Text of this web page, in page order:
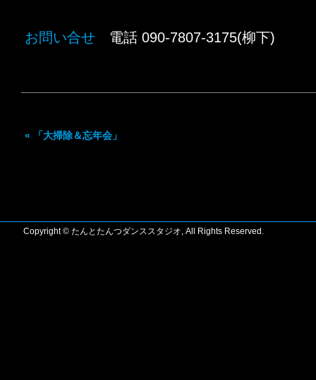
お問い合せ 電話 090-7807-3175(柳下)
« 「大掃除＆忘年会」
Copyright © たんとたんつダンススタジオ, All Rights Reserved.